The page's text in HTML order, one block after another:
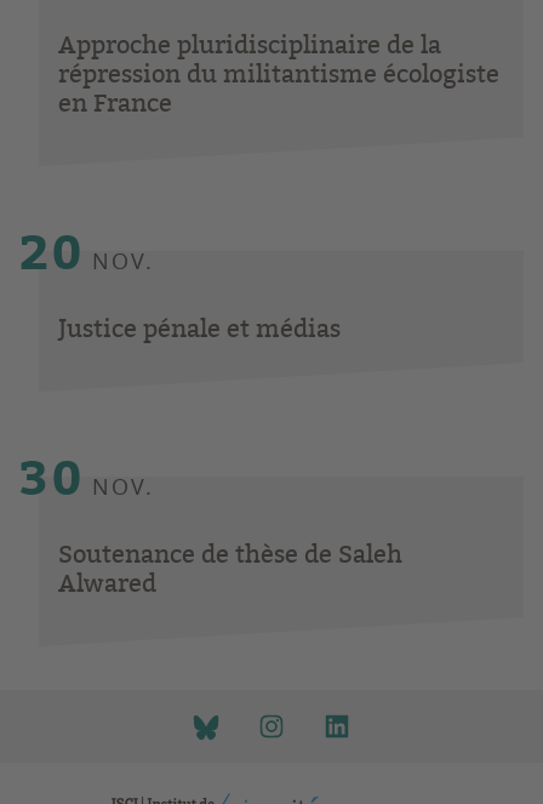
Approche pluridisciplinaire de la
répression du militantisme écologiste
en France
20 NOV.
Justice pénale et médias
30 NOV.
Soutenance de thèse de Saleh
Alwared